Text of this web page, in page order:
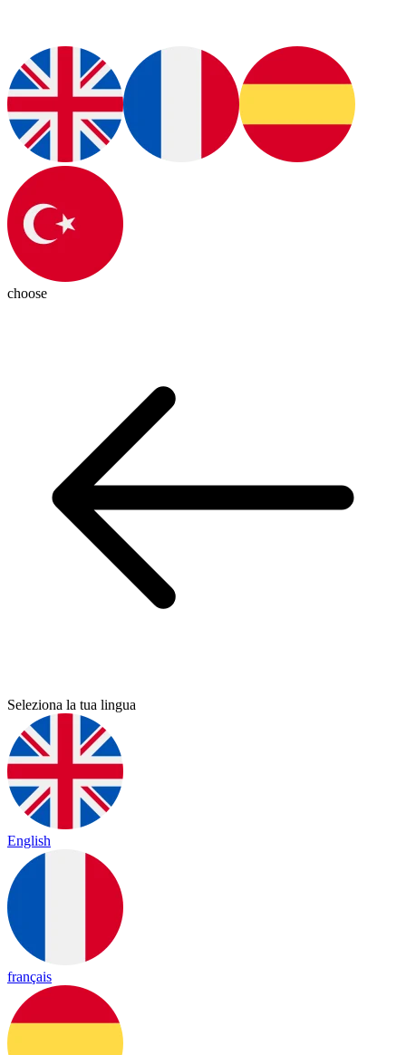
choose
Seleziona la tua lingua
English
français